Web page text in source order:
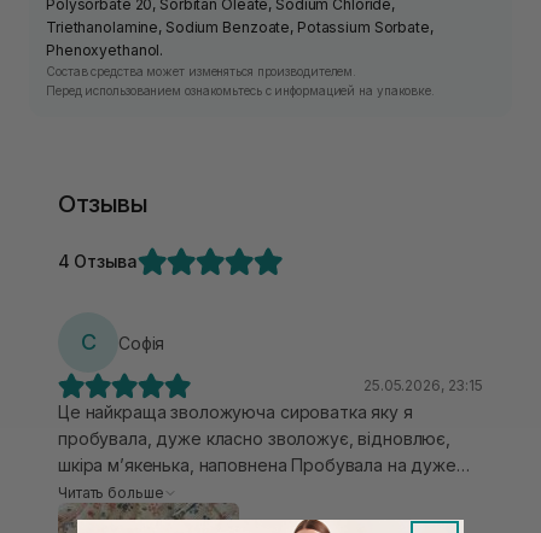
Polysorbate 20, Sorbitan Oleate, Sodium Chloride,
Triethanolamine, Sodium Benzoate, Potassium Sorbate,
Phenoxyethanol.
Состав средства может изменяться производителем.
Перед использованием ознакомьтесь с информацией на упаковке.
Отзывы
4 Отзыва
С Софія
25.05.2026, 23:15
Це найкраща зволожуюча сироватка яку я
пробувала, дуже класно зволожує, відновлює,
шкіра мʼякенька, наповнена Пробувала на дуже
суху шкіру рук, ось тут її дію було найбільше
помітно Дуже круто що є мініатюри
Читать больше